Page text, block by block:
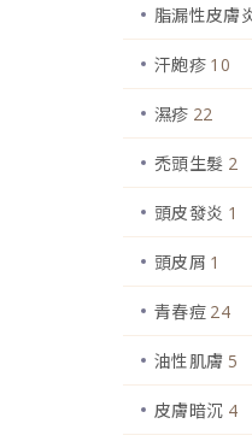
脂漏性皮膚
汗皰疹 10
濕疹 22
禿頭生髮 2
頭皮發炎 1
頭皮屑 1
青春痘 24
油性肌膚 5
皮膚暗沉 4